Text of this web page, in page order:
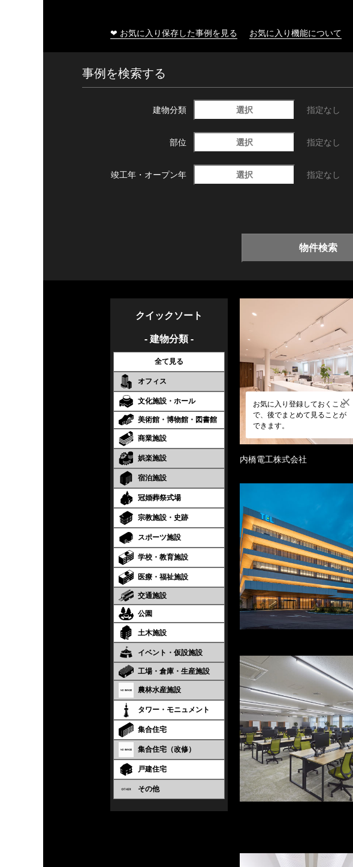
❤ お気に入り保存した事例を見る お気に入り機能について
事例を検索する
建物分類 選択 指定なし
部位 選択 指定なし
竣工年・ オープン年 選択 指定なし
物件検索
クイックソート
- 建物分類 -
全て見る
オフィス
文化施設・ホール
美術館・博物館・図書館
商業施設
娯楽施設
宿泊施設
冠婚葬祭式場
宗教施設・史跡
スポーツ施設
学校・教育施設
医療・福祉施設
交通施設
公園
土木施設
イベント・仮設施設
工場・倉庫・生産施設
農林水産施設
タワー・モニュメント
集合住宅
集合住宅（改修）
戸建住宅
その他
お気に入り登録しておくこと
で、後でまとめて見ることが
できます。
内橋電工株式会社